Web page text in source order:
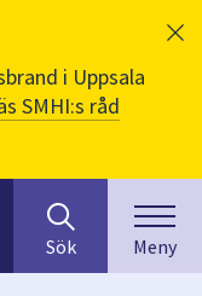
i Uppsala
SMHI:s råd
efter
innehåll
på
Sök Meny